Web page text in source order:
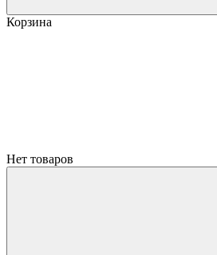
Корзина
Нет товаров